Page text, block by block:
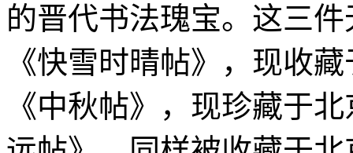
的晋代书法瑰宝。这三
《快雪时晴帖》，现收
《中秋帖》，现珍藏于